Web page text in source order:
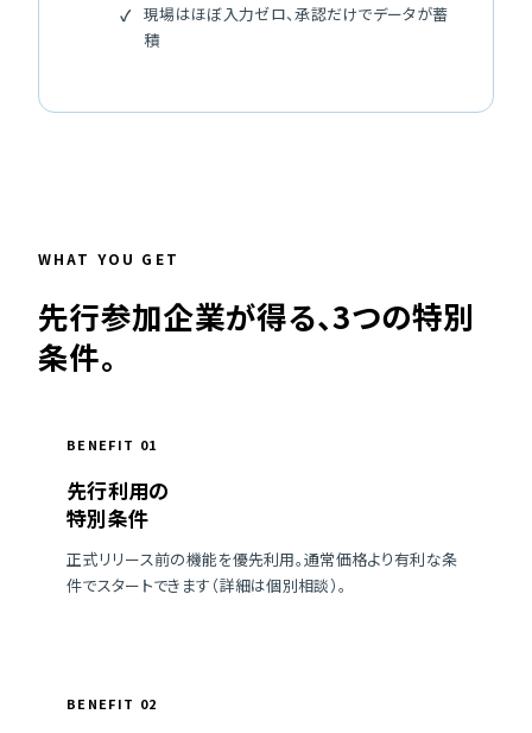
現場はほぼ入力ゼロ、承認だけでデータが蓄
積
WHAT YOU GET
先行参加企業が得る、3つの特別
条件。
BENEFIT 01
先行利用の
特別条件
正式リリース前の機能を優先利用。通常価格より有利な条
件でスタートできます（詳細は個別相談）。
BENEFIT 02